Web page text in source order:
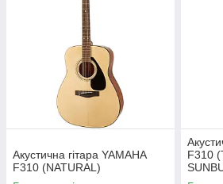
Акустична гітара YAMAHA
F310 (NATURAL)
F310